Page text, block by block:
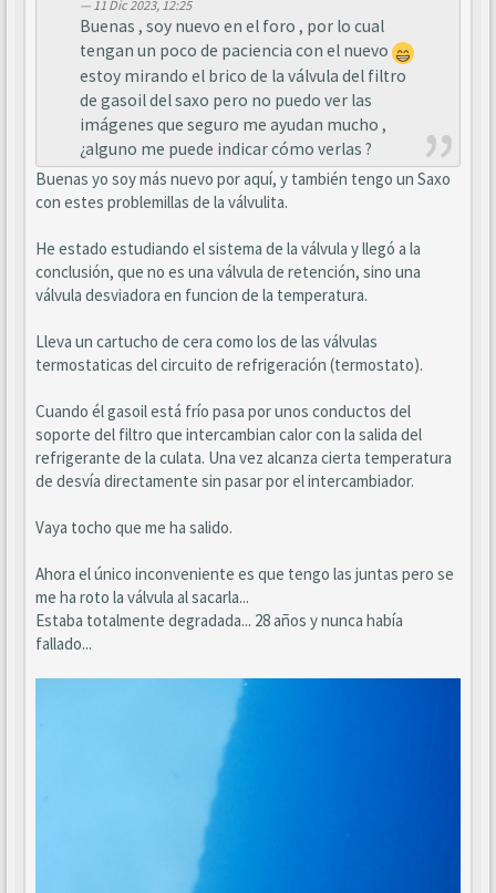
11 Dic 2023, 12:25
Buenas , soy nuevo en el foro , por lo cual
tengan un poco de paciencia con el nuevo
estoy mirando el brico de la válvula del filtro
de gasoil del saxo pero no puedo ver las
imágenes que seguro me ayudan mucho ,
¿alguno me puede indicar cómo verlas ?
Buenas yo soy más nuevo por aquí, y también tengo un Saxo
con estes problemillas de la válvulita.
He estado estudiando el sistema de la válvula y llegó a la
conclusión, que no es una válvula de retención, sino una
válvula desviadora en funcion de la temperatura.
Lleva un cartucho de cera como los de las válvulas
termostaticas del circuito de refrigeración (termostato).
Cuando él gasoil está frío pasa por unos conductos del
soporte del filtro que intercambian calor con la salida del
refrigerante de la culata. Una vez alcanza cierta temperatura
de desvía directamente sin pasar por el intercambiador.
Vaya tocho que me ha salido.
Ahora el único inconveniente es que tengo las juntas pero se
me ha roto la válvula al sacarla...
Estaba totalmente degradada... 28 años y nunca había
fallado...